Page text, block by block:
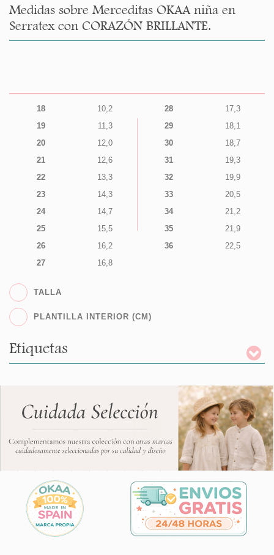
Medidas sobre Merceditas OKAA niña en
Serratex con CORAZÓN BRILLANTE.
18
10,2
19
11,3
20
12,0
21
12,6
22
13,3
23
14,3
24
14,7
25
15,5
26
16,2
27
16,8
28
17,3
29
18,1
30
18,7
31
19,3
32
19,9
33
20,5
34
21,2
35
21,9
36
22,5
TALLA
PLANTILLA INTERIOR (CM)
Etiquetas